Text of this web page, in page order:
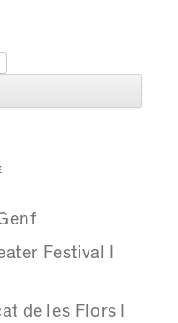
Festival I
de les Flors I